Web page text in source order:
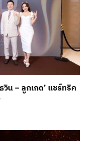
วิน – ลูกเกด’ แชร์ทริค